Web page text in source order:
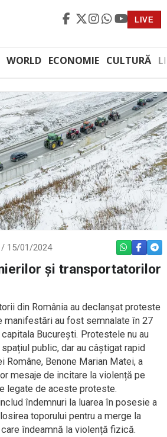
LIVE
WORLD ECONOMIE CULTURĂ
/ 15/01/2024 WHATSAPP
și transportatorilor
din România au declanșat proteste
manifestări au fost semnalate în 27
București. Protestele nu au
public, dar au câștigat rapid
Române, Benone Marian Matei, a
mesaje de incitare la violență pe
legate de aceste proteste.
îndemnuri la luarea în posesie a
toporului pentru a merge la
îndeamnă la violență fizică.